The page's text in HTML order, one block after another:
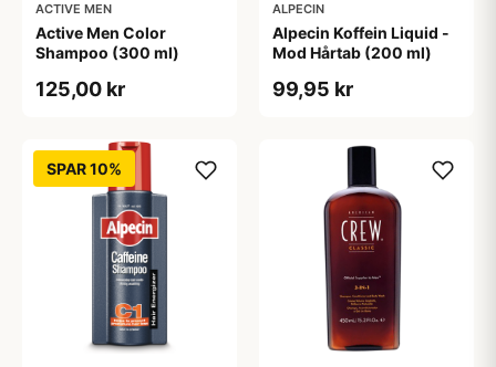
ACTIVE MEN
Active Men Color
Shampoo (300 ml)
125,00 kr
ALPECIN
Alpecin Koffein Liquid -
Mod Hårtab (200 ml)
99,95 kr
SPAR 10%